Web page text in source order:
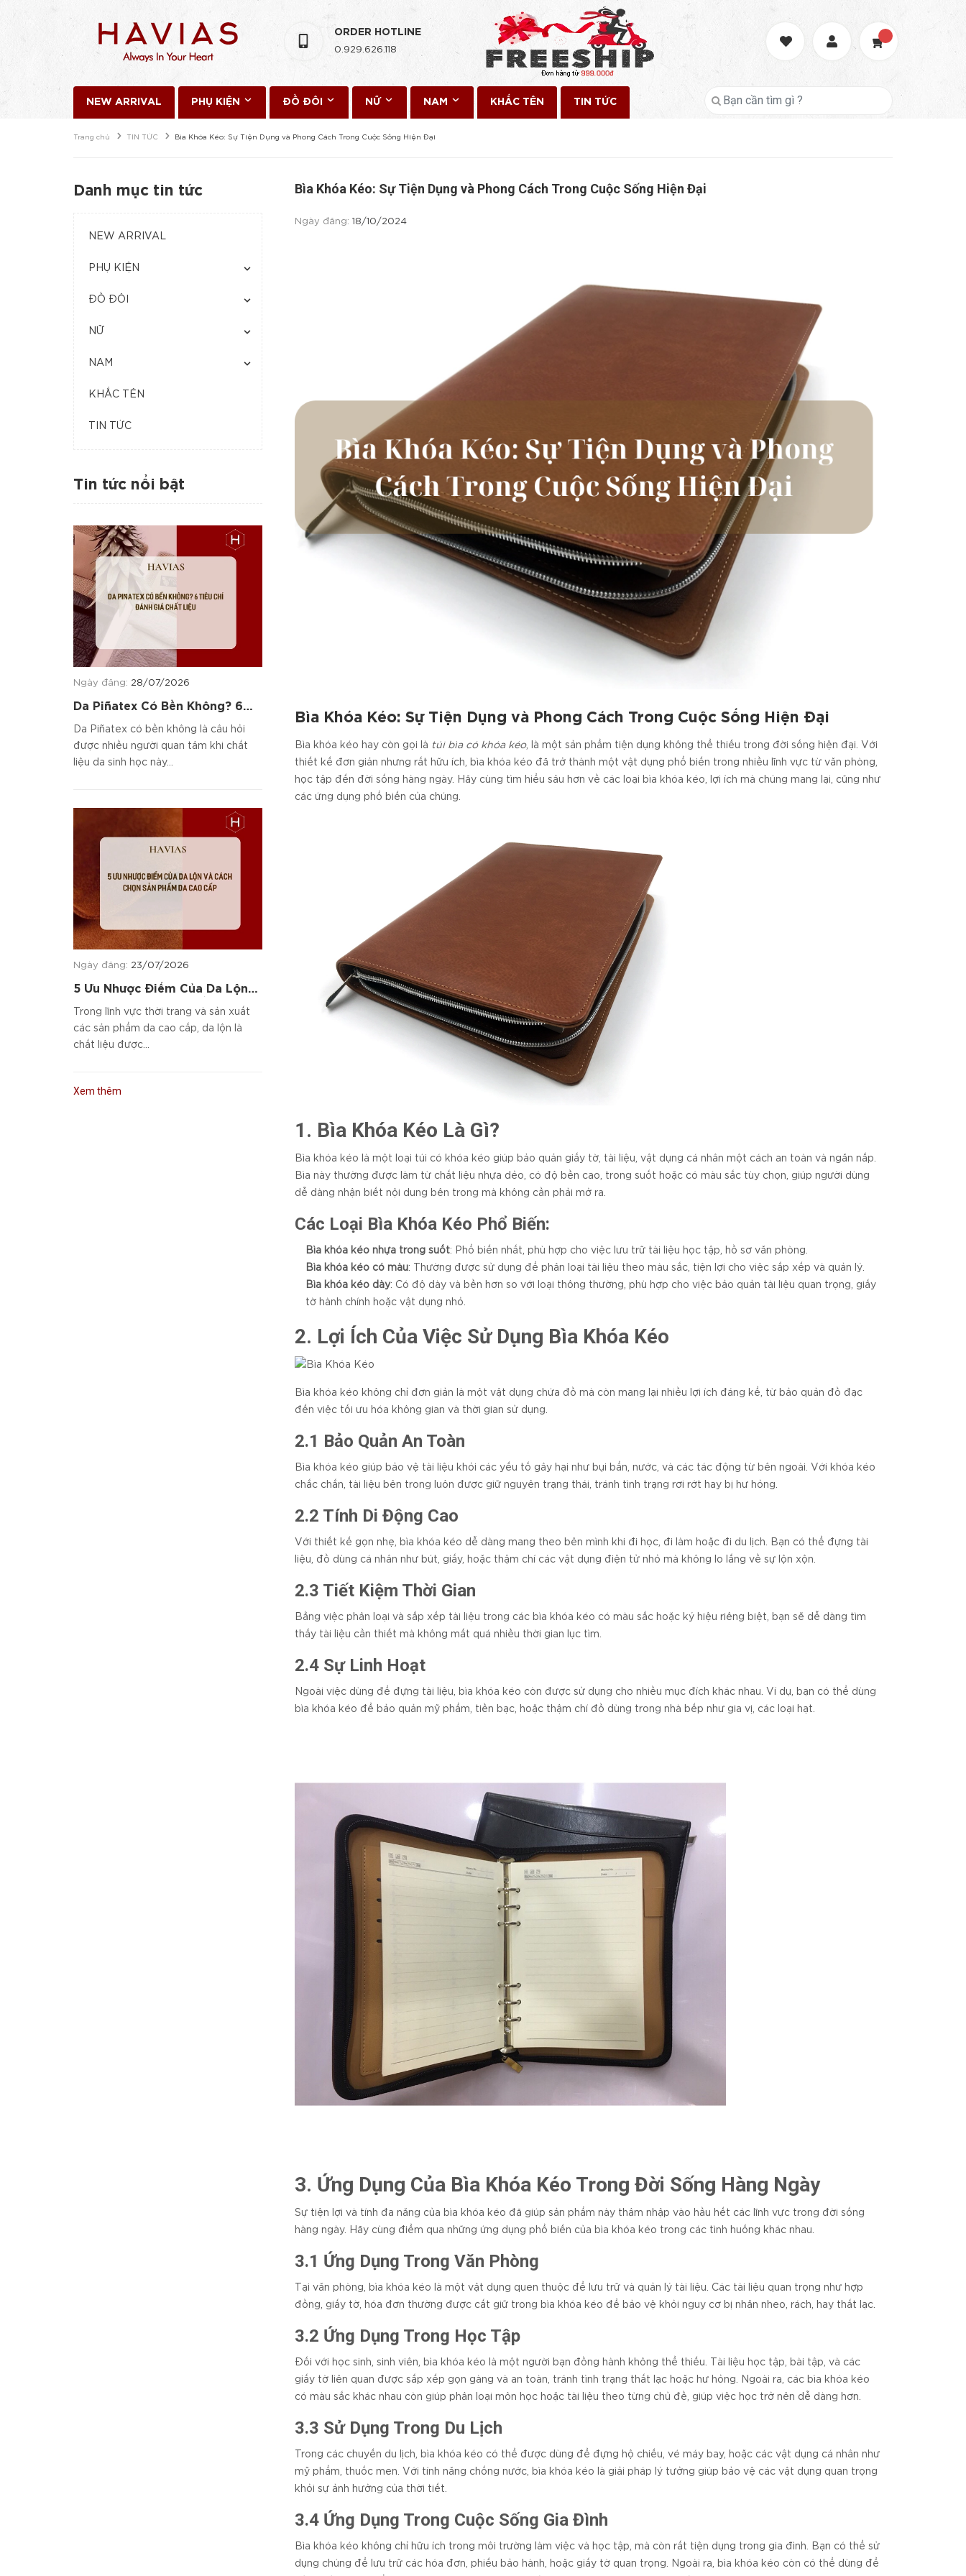
ORDER HOTLINE
0.929.626.118
NEW ARRIVAL PHỤ KIỆN ĐỒ ĐÔI NỮ NAM KHẮC TÊN TIN TỨC
Trang chủ TIN TỨC Bìa Khóa Kéo: Sự Tiện Dụng và Phong Cách Trong Cuộc Sống Hiện Đại
Bìa Khóa Kéo: Sự Tiện Dụng và Phong Cách Trong Cuộc Sống Hiện Đại
Ngày đăng: 18/10/2024
Bìa Khóa Kéo: Sự Tiện Dụng và Phong Cách Trong Cuộc Sống Hiện Đại
Bìa khóa kéo hay còn gọi là túi bìa có khóa kéo, là một sản phẩm tiện dụng không thể thiếu trong đời sống hiện đại. Với
thiết kế đơn giản nhưng rất hữu ích, bìa khóa kéo đã trở thành một vật dụng phổ biến trong nhiều lĩnh vực từ văn phòng,
học tập đến đời sống hàng ngày. Hãy cùng tìm hiểu sâu hơn về các loại bìa khóa kéo, lợi ích mà chúng mang lại, cũng như
các ứng dụng phổ biến của chúng.
1. Bìa Khóa Kéo Là Gì?
Bìa khóa kéo là một loại túi có khóa kéo giúp bảo quản giấy tờ, tài liệu, vật dụng cá nhân một cách an toàn và ngăn nắp.
Bìa này thường được làm từ chất liệu nhựa dẻo, có độ bền cao, trong suốt hoặc có màu sắc tùy chọn, giúp người dùng
dễ dàng nhận biết nội dung bên trong mà không cần phải mở ra.
Các Loại Bìa Khóa Kéo Phổ Biến:
Bìa khóa kéo nhựa trong suốt: Phổ biến nhất, phù hợp cho việc lưu trữ tài liệu học tập, hồ sơ văn phòng.
Bìa khóa kéo có màu: Thường được sử dụng để phân loại tài liệu theo màu sắc, tiện lợi cho việc sắp xếp và quản lý.
Bìa khóa kéo dày: Có độ dày và bền hơn so với loại thông thường, phù hợp cho việc bảo quản tài liệu quan trọng, giấy
tờ hành chính hoặc vật dụng nhỏ.
2. Lợi Ích Của Việc Sử Dụng Bìa Khóa Kéo
Bìa khóa kéo không chỉ đơn giản là một vật dụng chứa đồ mà còn mang lại nhiều lợi ích đáng kể, từ bảo quản đồ đạc
đến việc tối ưu hóa không gian và thời gian sử dụng.
2.1 Bảo Quản An Toàn
Bìa khóa kéo giúp bảo vệ tài liệu khỏi các yếu tố gây hại như bụi bẩn, nước, và các tác động từ bên ngoài. Với khóa kéo
chắc chắn, tài liệu bên trong luôn được giữ nguyên trạng thái, tránh tình trạng rơi rớt hay bị hư hỏng.
2.2 Tính Di Động Cao
Với thiết kế gọn nhẹ, bìa khóa kéo dễ dàng mang theo bên mình khi đi học, đi làm hoặc đi du lịch. Bạn có thể đựng tài
liệu, đồ dùng cá nhân như bút, giấy, hoặc thậm chí các vật dụng điện tử nhỏ mà không lo lắng về sự lộn xộn.
2.3 Tiết Kiệm Thời Gian
Bằng việc phân loại và sắp xếp tài liệu trong các bìa khóa kéo có màu sắc hoặc ký hiệu riêng biệt, bạn sẽ dễ dàng tìm
thấy tài liệu cần thiết mà không mất quá nhiều thời gian lục tìm.
2.4 Sự Linh Hoạt
Ngoài việc dùng để đựng tài liệu, bìa khóa kéo còn được sử dụng cho nhiều mục đích khác nhau. Ví dụ, bạn có thể dùng
bìa khóa kéo để bảo quản mỹ phẩm, tiền bạc, hoặc thậm chí đồ dùng trong nhà bếp như gia vị, các loại hạt.
3. Ứng Dụng Của Bìa Khóa Kéo Trong Đời Sống Hàng Ngày
Sự tiện lợi và tính đa năng của bìa khóa kéo đã giúp sản phẩm này thâm nhập vào hầu hết các lĩnh vực trong đời sống
hàng ngày. Hãy cùng điểm qua những ứng dụng phổ biến của bìa khóa kéo trong các tình huống khác nhau.
3.1 Ứng Dụng Trong Văn Phòng
Tại văn phòng, bìa khóa kéo là một vật dụng quen thuộc để lưu trữ và quản lý tài liệu. Các tài liệu quan trọng như hợp
đồng, giấy tờ, hóa đơn thường được cất giữ trong bìa khóa kéo để bảo vệ khỏi nguy cơ bị nhăn nheo, rách, hay thất lạc.
3.2 Ứng Dụng Trong Học Tập
Đối với học sinh, sinh viên, bìa khóa kéo là một người bạn đồng hành không thể thiếu. Tài liệu học tập, bài tập, và các
giấy tờ liên quan được sắp xếp gọn gàng và an toàn, tránh tình trạng thất lạc hoặc hư hỏng. Ngoài ra, các bìa khóa kéo
có màu sắc khác nhau còn giúp phân loại môn học hoặc tài liệu theo từng chủ đề, giúp việc học trở nên dễ dàng hơn.
3.3 Sử Dụng Trong Du Lịch
Trong các chuyến du lịch, bìa khóa kéo có thể được dùng để đựng hộ chiếu, vé máy bay, hoặc các vật dụng cá nhân như
mỹ phẩm, thuốc men. Với tính năng chống nước, bìa khóa kéo là giải pháp lý tưởng giúp bảo vệ các vật dụng quan trọng
khỏi sự ảnh hưởng của thời tiết.
3.4 Ứng Dụng Trong Cuộc Sống Gia Đình
Bìa khóa kéo không chỉ hữu ích trong môi trường làm việc và học tập, mà còn rất tiện dụng trong gia đình. Bạn có thể sử
dụng chúng để lưu trữ các hóa đơn, phiếu bảo hành, hoặc giấy tờ quan trọng. Ngoài ra, bìa khóa kéo còn có thể dùng để
Danh mục tin tức
NEW ARRIVAL
PHỤ KIỆN
ĐỒ ĐÔI
NỮ
NAM
KHẮC TÊN
TIN TỨC
Tin tức nổi bật
Ngày đăng: 28/07/2026
Da Piñatex Có Bền Không? 6
Tiêu Chí Đánh Giá Chất Liệu
Da Piñatex có bền không là câu hỏi
được nhiều người quan tâm khi chất
liệu da sinh học này...
Ngày đăng: 23/07/2026
5 Ưu Nhược Điểm Của Da Lộn
Và Cách Chọn Sản Phẩm Da
Cao Cấp
Trong lĩnh vực thời trang và sản xuất
các sản phẩm da cao cấp, da lộn là
chất liệu được...
Xem thêm